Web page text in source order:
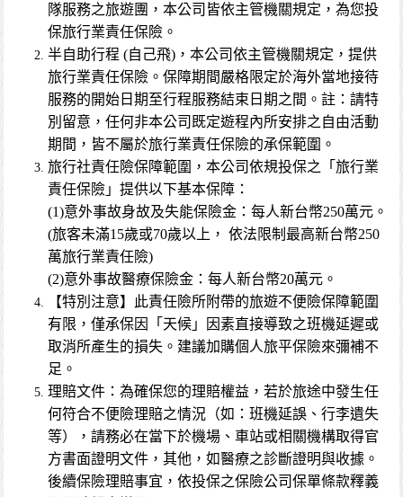
隊服務之旅遊團，本公司皆依主管機關規定，為您投
保旅行業責任保險。
半自助行程 (自己飛)，本公司依主管機關規定，提供
旅行業責任保險。保障期間嚴格限定於海外當地接待
服務的開始日期至行程服務結束日期之間。註：請特
別留意，任何非本公司既定遊程內所安排之自由活動
期間，皆不屬於旅行業責任保險的承保範圍。
旅行社責任險保障範圍，本公司依規投保之「旅行業
責任保險」提供以下基本保障：
(1)意外事故身故及失能保險金：每人新台幣250萬元。
(旅客未滿15歲或70歲以上， 依法限制最高新台幣250
萬旅行業責任險)
(2)意外事故醫療保險金：每人新台幣20萬元。
【特別注意】此責任險所附帶的旅遊不便險保障範圍
有限，僅承保因「天候」因素直接導致之班機延遲或
取消所產生的損失。建議加購個人旅平保險來彌補不
足。
理賠文件：為確保您的理賠權益，若於旅途中發生任
何符合不便險理賠之情況（如：班機延誤、行李遺失
等），請務必在當下於機場、車站或相關機構取得官
方書面證明文件，其他，如醫療之診斷證明與收據。
後續保險理賠事宜，依投保之保險公司保單條款釋義